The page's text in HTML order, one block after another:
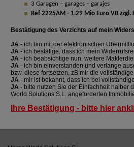
3 Garagen – garages – garajes
Ref 2225AM - 1.29 Mio Euro VB
Bestätigung des Verzichts auf mein
JA -ich bin mit der elektronischen
JA - ich bestätige, dass ich mein
JA - ich beabsichtige nun, weitere
JA - ich bin einverstanden und verlange
bzw. diese fortsetzen, zB mir die
JA - mir ist bekannt, dass ich bei
JA - bitte nutzen Sie der Einfachheit halber
World Solutions S.L. angeforderten
Ihre Bestätigung - bitte hier